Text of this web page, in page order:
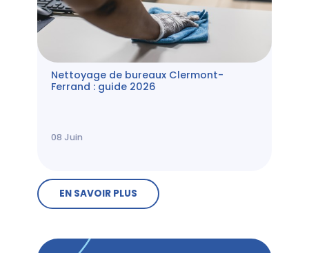
Nettoyage de bureaux Clermont-
Ferrand : guide 2026
08 Juin
EN SAVOIR PLUS